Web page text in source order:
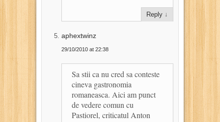
Reply ↓
aphextwinz
29/10/2010 at 22:38
Sa stii ca nu cred sa conteste
cineva gastronomia
romaneasca. Aici am punct
de vedere comun cu
Pastiorel, criticatul Anton